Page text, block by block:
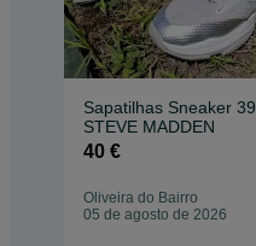
Sapatilhas Sneaker 39
STEVE MADDEN
40 €
Oliveira do Bairro
05 de agosto de 2026